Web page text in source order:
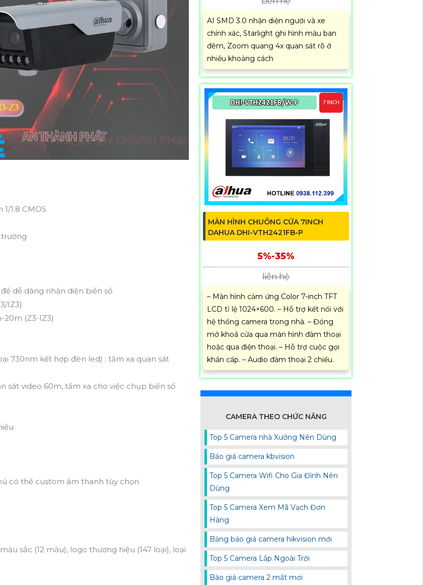
1.8 CMOS
trường
dễ dàng nhận diện biển số
IZ3)
20m (Z3-IZ3)
730nm kết hợp đèn led) : tầm xa quan sát
sát video 60m, tầm xa cho việc chụp biển số
có thể custom âm thanh tùy chọn
sắc (12 màu), logo thương hiệu (147 loại), loại
AI SMD 3.0 nhận diện người và xe
chính xác, Starlight ghi hình màu ban
đêm, Zoom quang 4x quan sát rõ ở
nhiều khoảng cách
MÀN HÌNH CHUÔNG CỬA 7INCH
DAHUA DHI-VTH2421FB-P
5%-35%
liên hệ
– Màn hình cảm ứng Color 7-inch TFT
LCD tỉ lệ 1024×600. – Hỗ trợ kết nối với
hệ thống camera trong nhà. – Đóng
mở khoá cửa qua màn hình đàm thoại
hoặc qua điện thoại. – Hỗ trợ cuộc gọi
khẩn cấp. – Audio đàm thoại 2 chiều.
CAMERA THEO CHỨC NĂNG
Top 5 Camera nhà Xưởng Nên Dùng
Báo giá camera kbvision
Top 5 Camera Wifi Cho Gia Đình Nên
Dùng
Top 5 Camera Xem Mã Vạch Đơn
Hàng
Bảng báo giá camera hikvision mới
Top 5 Camera Lắp Ngoài Trời
Báo giá camera 2 mắt mơi